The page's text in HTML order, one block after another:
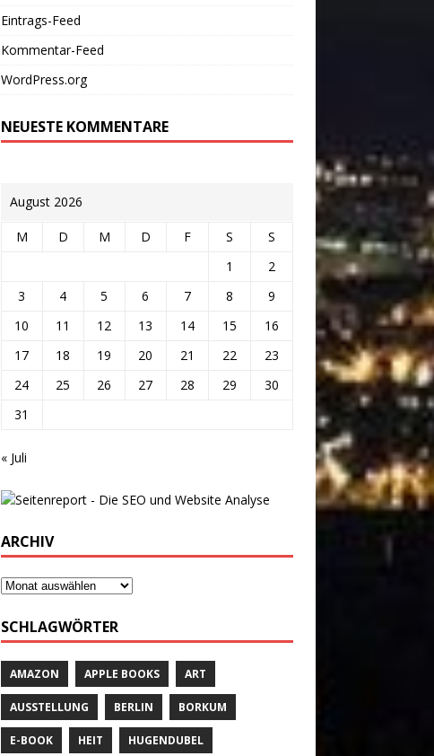
Eintrags-Feed
Kommentar-Feed
WordPress.org
NEUESTE KOMMENTARE
August 2026
M D M D F S
S
1
2
3
4 5 6 7 8
9
10
11 12 13 14 15
16
17
18 19 20 21 22
23
24
25 26 27 28 29
30
31
« Juli
ARCHIV
SCHLAGWÖRTER
AMAZON APPLE BOOKS ART
AUSSTELLUNG BERLIN BORKUM
E-BOOK HEIT HUGENDUBEL